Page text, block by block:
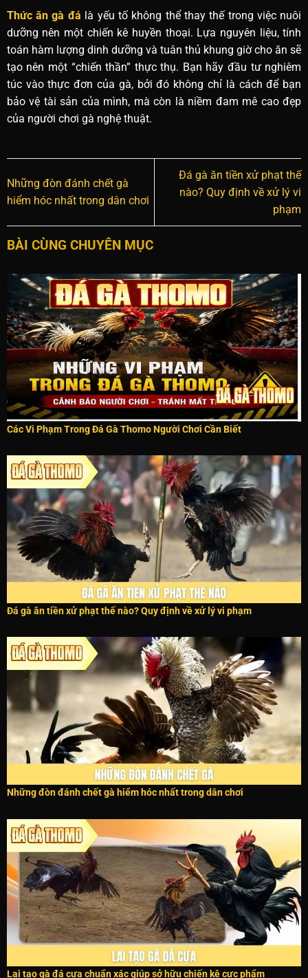
Thức ăn gà đá là yếu tố không thể thay thế trong việc nuôi
dưỡng nên một chiến kê huyền thoại. Lựa nguyên liệu, tính
toán hàm lượng dinh dưỡng và tuân thủ khung giờ cho ăn sẽ
tạo nên một “chiến thần” thực thụ. Bạn hãy đầu tư nghiêm
túc vào thực đơn của gà, bởi đó không chỉ là cách để bạn
bảo vệ tài sản của mình, mà còn là niềm đam mê cao đẹp
của người chơi gà nghệ thuật.
Những đòn đánh chết gà
hiểm hóc nhất trong dân chơi
Đá gà ăn tiền xử phạt thế
nào? Quy định về xử lý vi
phạm
BÀI CÙNG CHUYÊN MỤC
Các Vi Phạm Trong Đá Gà Thomo Người Chơi Cần Biết
Đá gà ăn tiền xử phạt thế nào? Quy định về xử lý vi phạm
Những đòn đánh chết gà hiểm hóc nhất trong dân chơi
Lai tạo gà đá cựa chuẩn xác giúp sở hữu chiến kê cực phẩm